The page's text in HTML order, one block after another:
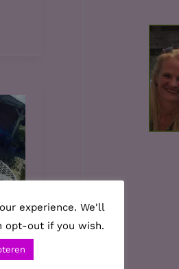
experience. We'll
opt-out if you wish.